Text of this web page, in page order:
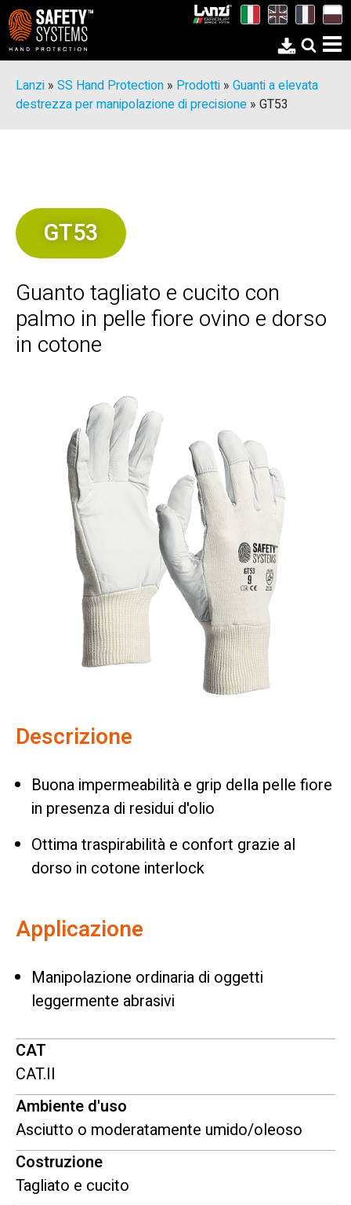
Lanzi » SS Hand Protection » Prodotti » Guanti a elevata
destrezza per manipolazione di precisione » GT53
GT53
Guanto tagliato e cucito con
palmo in pelle fiore ovino e dorso
in cotone
Descrizione
Buona impermeabilità e grip della pelle fiore
in presenza di residui d'olio
Ottima traspirabilità e confort grazie al
dorso in cotone interlock
Applicazione
Manipolazione ordinaria di oggetti
leggermente abrasivi
CAT
CAT.II
Ambiente d'uso
Asciutto o moderatamente umido/oleoso
Costruzione
Tagliato e cucito